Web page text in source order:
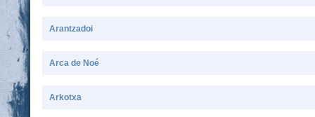
Arantzadoi
Arca de Noé
Arkotxa